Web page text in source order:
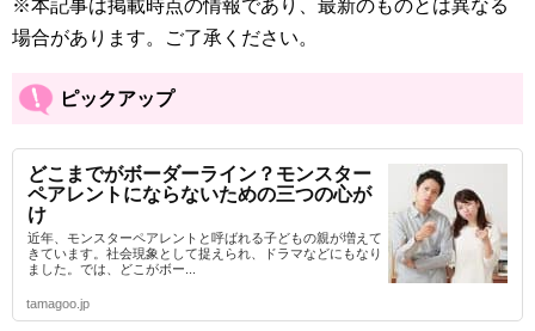
※本記事は掲載時点の情報であり、最新のものとは異なる
場合があります。ご了承ください。
ピックアップ
どこまでがボーダーライン？モンスター
ペアレントにならないための三つの心が
け
近年、モンスターペアレントと呼ばれる子どもの親が増えて
きています。社会現象として捉えられ、ドラマなどにもなり
ました。では、どこがボー...
tamagoo.jp